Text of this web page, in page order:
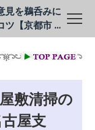
見を鵜呑みに
ツ【京都市 上
敷清掃の
古屋支